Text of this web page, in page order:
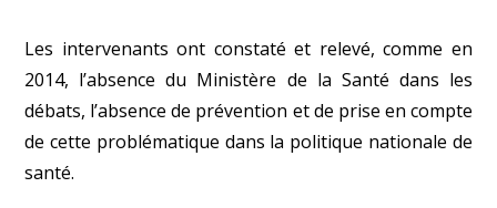
Les intervenants ont constaté et relevé, comme en
2014, l’absence du Ministère de la Santé dans les
débats, l’absence de prévention et de prise en compte
de cette problématique dans la politique nationale de
santé.